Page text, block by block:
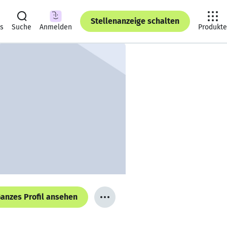
Suche Anmelden
Stellenanzeige schalten
Produkte
Profil ansehen